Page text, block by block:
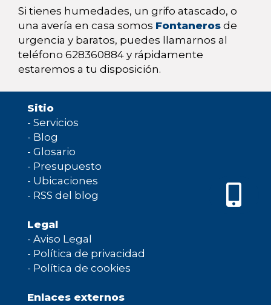
Si tienes humedades, un grifo atascado, o
una avería en casa somos Fontaneros de
urgencia y baratos, puedes llamarnos al
teléfono 628360884 y rápidamente
estaremos a tu disposición.
Sitio
- Servicios
- Blog
- Glosario
- Presupuesto
- Ubicaciones
- RSS del blog
Legal
- Aviso Legal
- Política de privacidad
- Política de cookies
Enlaces externos